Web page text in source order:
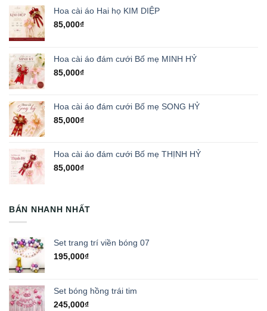
Hoa cài áo Hai họ KIM DIỆP
85,000₫
Hoa cài áo đám cưới Bố mẹ MINH HỶ
85,000₫
Hoa cài áo đám cưới Bố mẹ SONG HỶ
85,000₫
Hoa cài áo đám cưới Bố mẹ THỊNH HỶ
85,000₫
BÁN NHANH NHẤT
Set trang trí viền bóng 07
195,000₫
Set bóng hồng trái tim
245,000₫